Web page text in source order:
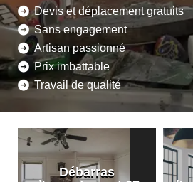
Devis et déplacement gratuits
Sans engagement
Artisan passionné
Prix imbattable
Travail de qualité
Débarras